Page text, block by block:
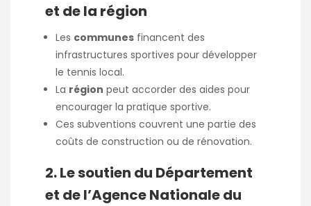
et de la région
Les communes financent des
infrastructures sportives pour développer
le tennis local.
La région peut accorder des aides pour
encourager la pratique sportive.
Ces subventions couvrent une partie des
coûts de construction ou de rénovation.
2. Le soutien du Département
et de l’Agence Nationale du